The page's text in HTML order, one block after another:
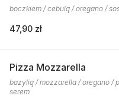
boczkiem / cebulą / oregano /
47,90 zł
Pizza Mozzarella
bazylią / mozzarella / oregano /
serem